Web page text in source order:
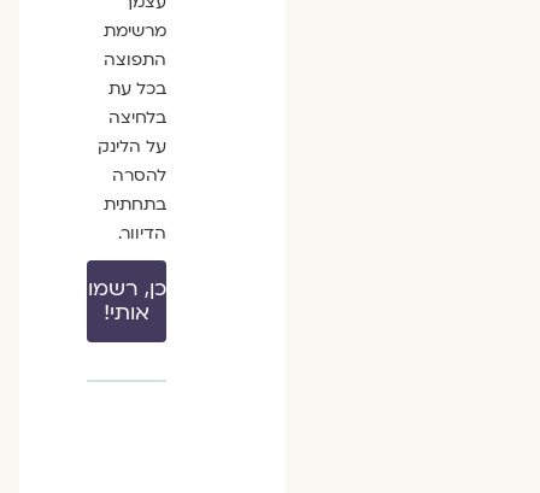
מרשימת
התפוצה
בכל עת
בלחיצה
על הלינק
להסרה
בתחתית
הדיוור.
כן, רשמו
אותי!